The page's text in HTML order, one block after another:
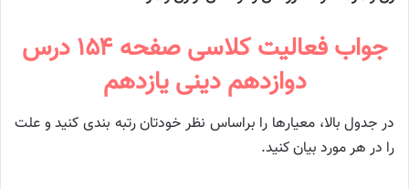
جواب فعالیت کلاسی صفحه ۱۵۴ درس
دوازدهم دینی یازدهم
در جدول بالا، معیارها را براساس نظر خودتان رتبه بندی کنید و علت
را در هر مورد بیان کنید.